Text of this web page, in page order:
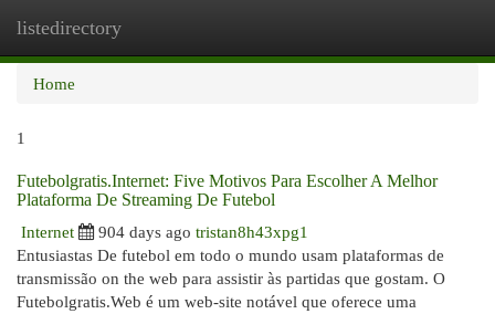
listedirectory
Home
1
Futebolgratis.Internet: Five Motivos Para Escolher A Melhor
Plataforma De Streaming De Futebol
Internet
904 days ago tristan8h43xpg1
Entusiastas De futebol em todo o mundo usam plataformas de
transmissão on the web para assistir às partidas que gostam. O
Futebolgratis.Web é um web-site notável que oferece uma